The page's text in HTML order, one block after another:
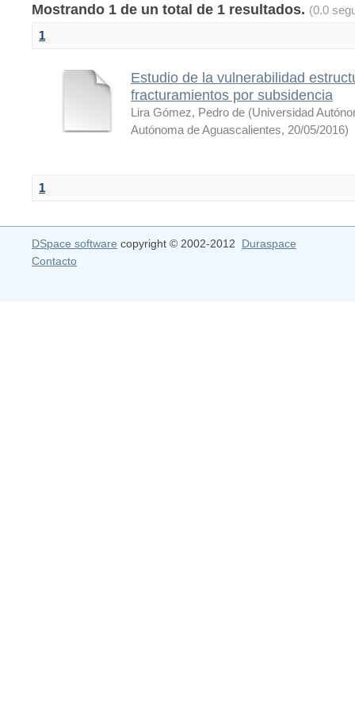
Mostrando 1 de un total de 1 resultados. (0.0
1
Estudio de la vulnerabilidad
fracturamientos por subsidencia
Lira Gómez, Pedro de (Universidad
Autónoma de Aguascalientes, 20/05/2016)
1
DSpace software copyright © 2002-2012 Duraspace
Contacto